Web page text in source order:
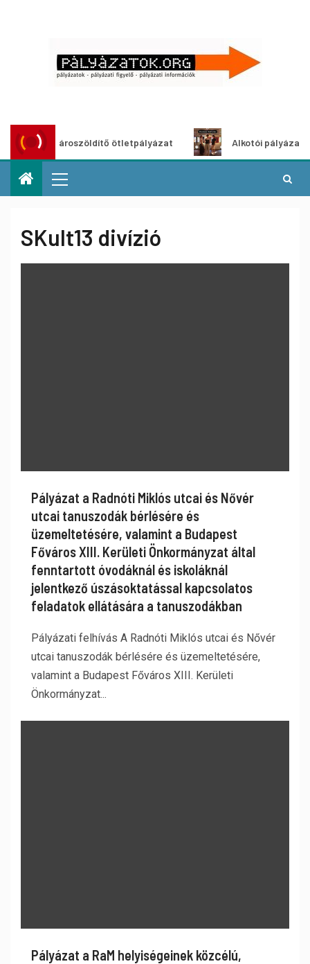
Városzöldítő ötletpályázat Alkotói pályázat
SKult13 divízió
Pályázat a Radnóti Miklós utcai és Nővér
utcai tanuszodák bérlésére és
üzemeltetésére, valamint a Budapest
Főváros XIII. Kerületi Önkormányzat által
fenntartott óvodáknál és iskoláknál
jelentkező úszásoktatással kapcsolatos
feladatok ellátására a tanuszodákban
Pályázati felhívás A Radnóti Miklós utcai és Nővér
utcai tanuszodák bérlésére és üzemeltetésére,
valamint a Budapest Főváros XIII. Kerületi
Önkormányzat...
Pályázat a RaM helyiségeinek közcélú,